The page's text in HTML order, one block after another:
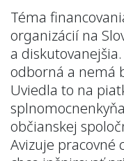
Téma
organizácií na
a
odborná a nemá
Uviedla to na
občianskej
Avizuje pracovné